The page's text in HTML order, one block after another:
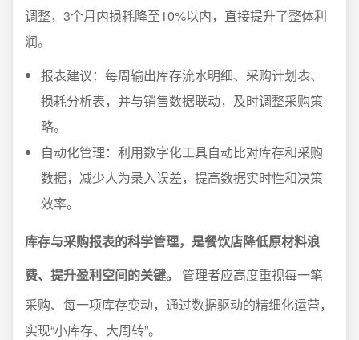
调整，3个月内损耗降至10%以内，直接提升了整体利
润。
报表建议：每周输出库存流水明细、采购计划表、
损耗分析表，并与销售数据联动，及时调整采购策
略。
自动化管理：利用数字化工具自动比对库存和采购
数据，减少人为录入误差，提高数据实时性和决策
效率。
库存与采购报表的科学管理，是餐饮店降低原材料浪
费、提升盈利空间的关键。
管理者应高度重视每一笔
采购、每一项库存变动，通过数据驱动的精细化运营，
实现“小库存、大周转”。